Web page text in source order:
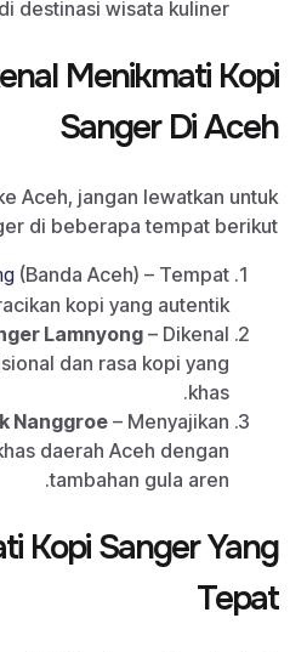
destinasi wisata kuliner.
Menikmati Kopi
Sanger Di Aceh
Aceh, jangan lewatkan untuk
di beberapa tempat berikut:
(Banda Aceh) – Tempat
kopi yang autentik.
Lamnyong – Dikenal
dan rasa kopi yang
khas.
Nanggroe – Menyajikan
daerah Aceh dengan
tambahan gula aren.
Kopi Sanger Yang
Tepat